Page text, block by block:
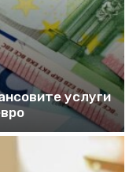
услуги